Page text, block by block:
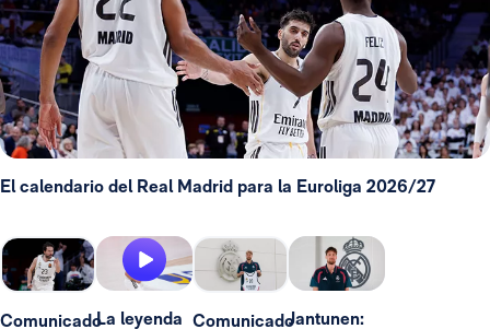
El calendario del Real Madrid para la Euroliga 2026/27
ComunicadoLa leyenda ComunicadoJantunen: